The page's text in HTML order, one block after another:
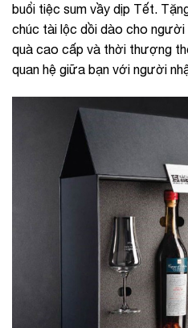
buổi tiệc sum vầy dịp Tết.
chúc tài lộc dồi dào cho người
quà cao cấp và thời thượng
quan hệ giữa bạn với người